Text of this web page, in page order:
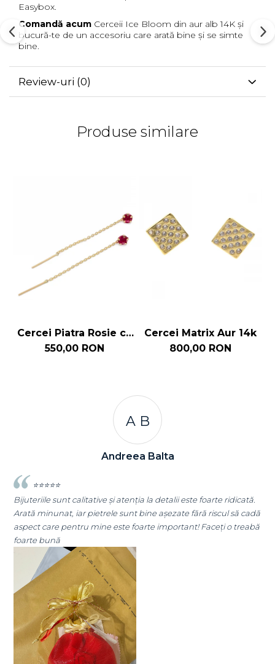
Easybox.
Comandă acum Cerceii Ice Bloom din aur alb 14K și
bucură-te de un accesoriu care arată bine și se simte
bine.
Review-uri (0)
Produse similare
Cercei Piatra Rosie cu
Lant Aur 14k
550,00 RON
Cercei Matrix Aur 14k
800,00 RON
ridicată.
să cadă
o treabă
Andreea Cicu
⭐⭐⭐⭐⭐
Super mulțumită!! Sunt superbi cerceii!!!